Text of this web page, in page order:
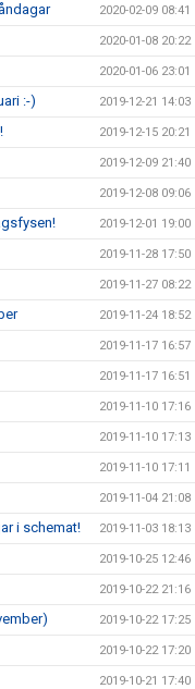
2020-02-09 08:41
2020-01-08 20:22
2020-01-06 23:01
:-) 2019-12-21 14:03
2019-12-15 20:21
2019-12-09 21:40
2019-12-08 09:06
2019-12-01 19:00
2019-11-28 17:50
2019-11-27 08:22
2019-11-24 18:52
2019-11-17 16:57
2019-11-17 16:51
2019-11-10 17:16
2019-11-10 17:13
2019-11-10 17:11
2019-11-04 21:08
i schemat! 2019-11-03 18:13
2019-10-25 12:46
2019-10-22 21:16
2019-10-22 17:25
2019-10-22 17:20
2019-10-21 17:40